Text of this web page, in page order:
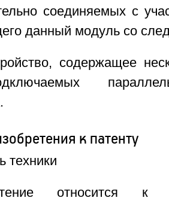
соединяемых с
данный модуль со
содержащее
к патенту
техники
относится к